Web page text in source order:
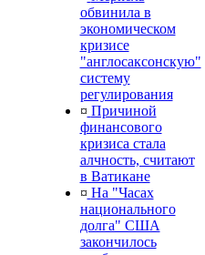
обвинила в
экономическом
кризисе
"англосаксонскую"
систему
регулирования
¤ Причиной
финансового
кризиса стала
алчность, считают
в Ватикане
¤ На "Часах
национального
долга" США
закончилось